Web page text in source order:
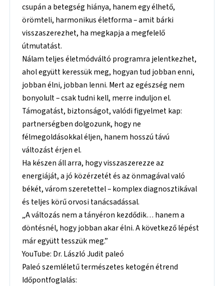
csupán a betegség hiánya, hanem egy élhető,
örömteli, harmonikus életforma – amit bárki
visszaszerezhet, ha megkapja a megfelelő
útmutatást.
Nálam teljes életmódváltó programra jelentkezhet,
ahol együtt keressük meg, hogyan tud jobban enni,
jobban élni, jobban lenni. Mert az egészség nem
bonyolult – csak tudni kell, merre induljon el.
Támogatást, biztonságot, valódi figyelmet kap:
partnerségben dolgozunk, hogy ne
félmegoldásokkal éljen, hanem hosszú távú
változást érjen el.
Ha készen áll arra, hogy visszaszerezze az
energiáját, a jó közérzetét és az önmagával való
békét, várom szeretettel – komplex diagnosztikával
és teljes körű orvosi tanácsadással.
„A változás nem a tányéron kezdődik… hanem a
döntésnél, hogy jobban akar élni. A következő lépést
már együtt tesszük meg.”
YouTube: Dr. László Judit paleó
Paleó szemléletű természetes ketogén étrend
Időpontfoglalás: